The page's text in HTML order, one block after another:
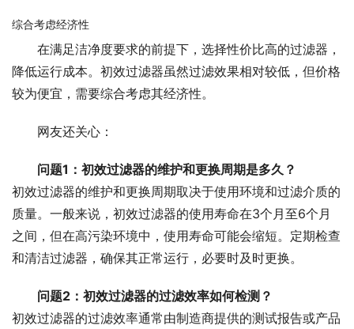
综合考虑经济性
在满足洁净度要求的前提下，选择性价比高的过滤器，
降低运行成本。初效过滤器虽然过滤效果相对较低，但价格
较为便宜，需要综合考虑其经济性。
网友还关心：
问题1：初效过滤器的维护和更换周期是多久？
初效过滤器的维护和更换周期取决于使用环境和过滤介质的
质量。一般来说，初效过滤器的使用寿命在3个月至6个月
之间，但在高污染环境中，使用寿命可能会缩短。定期检查
和清洁过滤器，确保其正常运行，必要时及时更换。
问题2：初效过滤器的过滤效率如何检测？
初效过滤器的过滤效率通常由制造商提供的测试报告或产品